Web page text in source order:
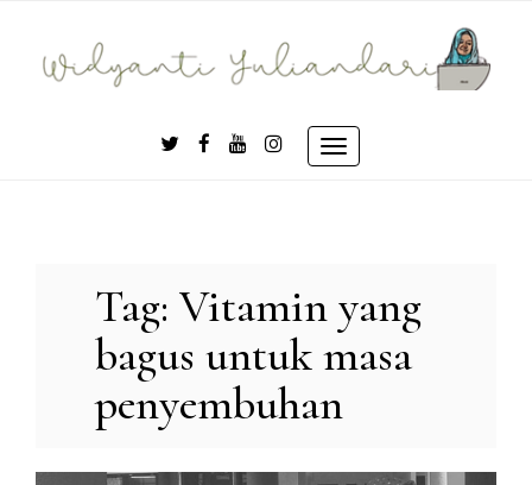
content
Toggle
Tag: Vitamin yang
bagus untuk masa
penyembuhan